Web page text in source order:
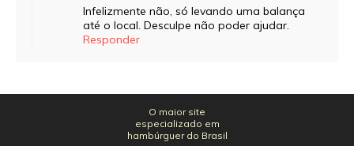
Infelizmente não, só levando uma balança
até o local. Desculpe não poder ajudar.
Responder
O maior site
especializado em
hambúrguer do Brasil